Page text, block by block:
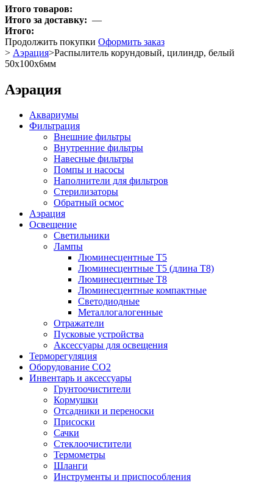
Итого товаров:
Итого за доставку: —
Итого:
Продолжить покупки Оформить заказ
> Аэрация>Распылитель корундовый, цилиндр, белый
50x100x6мм
Аэрация
Аквариумы
Фильтрация
Внешние фильтры
Внутренние фильтры
Навесные фильтры
Помпы и насосы
Наполнители для фильтров
Стерилизаторы
Обратный осмос
Аэрация
Освещение
Светильники
Лампы
Люминесцентные T5
Люминесцентные T5 (длина T8)
Люминесцентные T8
Люминесцентные компактные
Светодиодные
Металлогалогенные
Отражатели
Пусковые устройства
Аксессуары для освещения
Терморегуляция
Оборудование CO2
Инвентарь и аксессуары
Грунтоочистители
Кормушки
Отсадники и переноски
Присоски
Сачки
Стеклоочистители
Термометры
Шланги
Инструменты и приспособления